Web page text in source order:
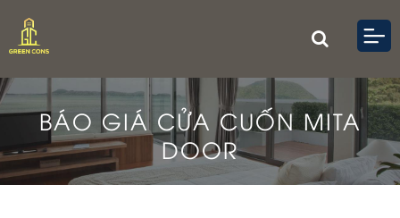
BÁO GIÁ CỬA CUỐN MITA
DOOR